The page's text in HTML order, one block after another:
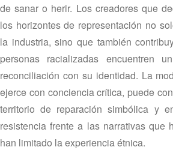
de sanar o herir. Los creadores que
los horizontes de representación no
la industria, sino que también
personas racializadas encuentren
reconciliación con su identidad. La
ejerce con conciencia crítica, puede
territorio de reparación simbólica y
resistencia frente a las narrativas que
han limitado la experiencia étnica.